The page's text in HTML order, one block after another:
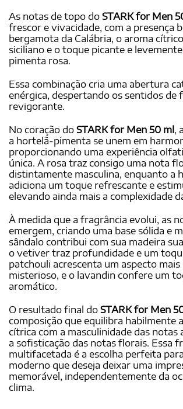
As notas de topo do STARK for Men
frescor e vivacidade, com a presença
bergamota da Calábria, o aroma
siciliano e o toque picante e
pimenta rosa.
Essa combinação cria uma abertura
enérgica, despertando os sentidos de
revigorante.
No coração do STARK for Men 50 ml ,
a hortelã-pimenta se unem em
proporcionando uma experiência
única. A rosa traz consigo uma nota
distintamente masculina, enquanto a
adiciona um toque refrescante e
elevando ainda mais a complexidade
À medida que a fragrância evolui, as
emergem, criando uma base sólida e
sândalo contribui com sua madeira
o vetiver traz profundidade e um
patchouli acrescenta um aspecto
misterioso, e o lavandin confere um
aromático.
O resultado final do STARK for Men
composição que equilibra habilmente
cítrica com a masculinidade das notas
a sofisticação das notas florais. Essa
multifacetada é a escolha perfeita
moderno que deseja deixar uma
memorável, independentemente da
clima.